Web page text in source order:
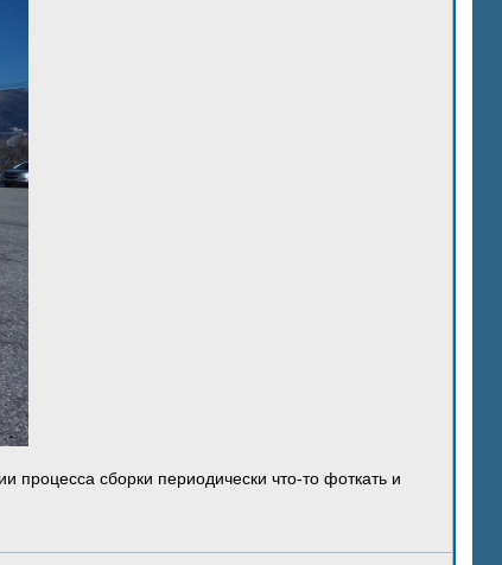
процесса сборки периодически что-то фоткать и